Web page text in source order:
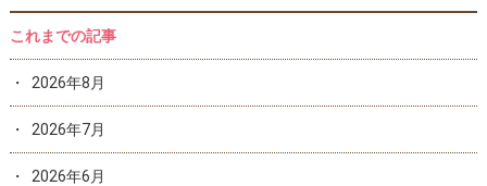
これまでの記事
2026年8月
2026年7月
2026年6月